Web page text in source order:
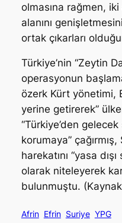
olmasına rağmen,
alanını
ortak çıkarları
Türkiye’nin “Zeytin
operasyonun
özerk Kürt yönetimi,
yerine getirerek”
“Türkiye’den gelecek
korumaya”
harekatını “yasa
olarak niteleyerek
bulunmuştu.
Afrin Efrin Suriye YPG